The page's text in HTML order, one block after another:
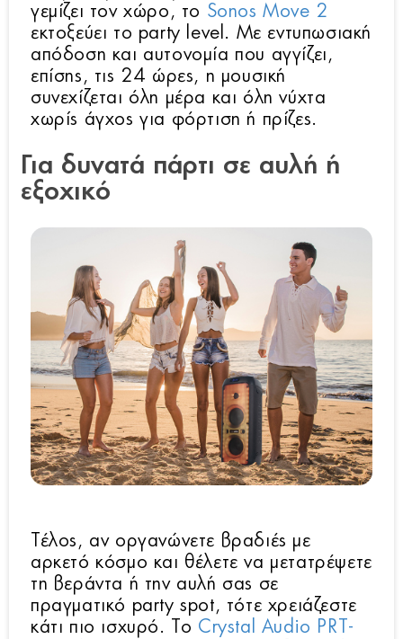
γεμίζει τον χώρο, το Sonos Move 2
εκτοξεύει το party level. Με εντυπωσιακή
απόδοση και αυτονομία που αγγίζει,
επίσης, τις 24 ώρες, η μουσική
συνεχίζεται όλη μέρα και όλη νύχτα
χωρίς άγχος για φόρτιση ή πρίζες.
Για δυνατά πάρτι σε αυλή ή
εξοχικό
Τέλος, αν οργανώνετε βραδιές με
αρκετό κόσμο και θέλετε να μετατρέψετε
τη βεράντα ή την αυλή σας σε
πραγματικό party spot, τότε χρειάζεστε
κάτι πιο ισχυρό. Το Crystal Audio PRT-